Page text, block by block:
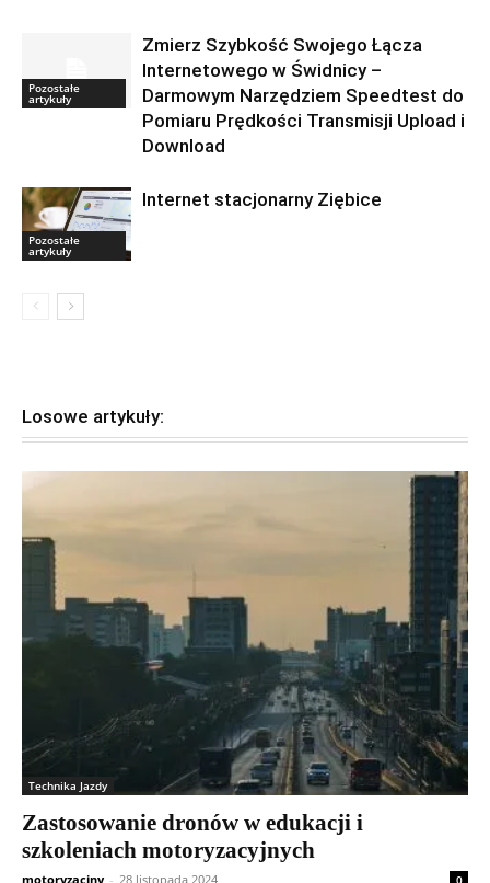
Pozostałe
artykuły
Zmierz Szybkość Swojego Łącza
Internetowego w Świdnicy –
Darmowym Narzędziem Speedtest do
Pomiaru Prędkości Transmisji Upload i
Download
Pozostałe
artykuły
Internet stacjonarny Ziębice
Losowe artykuły:
Technika Jazdy
Zastosowanie dronów w edukacji i
szkoleniach motoryzacyjnych
motoryzacjny - 28 listopada 2024 0